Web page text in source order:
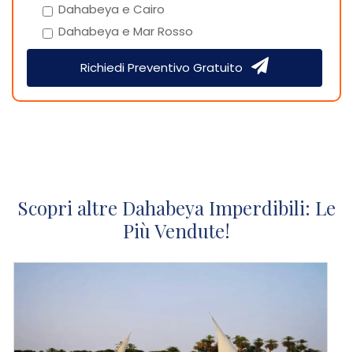
Dahabeya e Cairo
Dahabeya e Mar Rosso
Richiedi Preventivo Gratuito
Scopri altre Dahabeya Imperdibili: Le
Più Vendute!